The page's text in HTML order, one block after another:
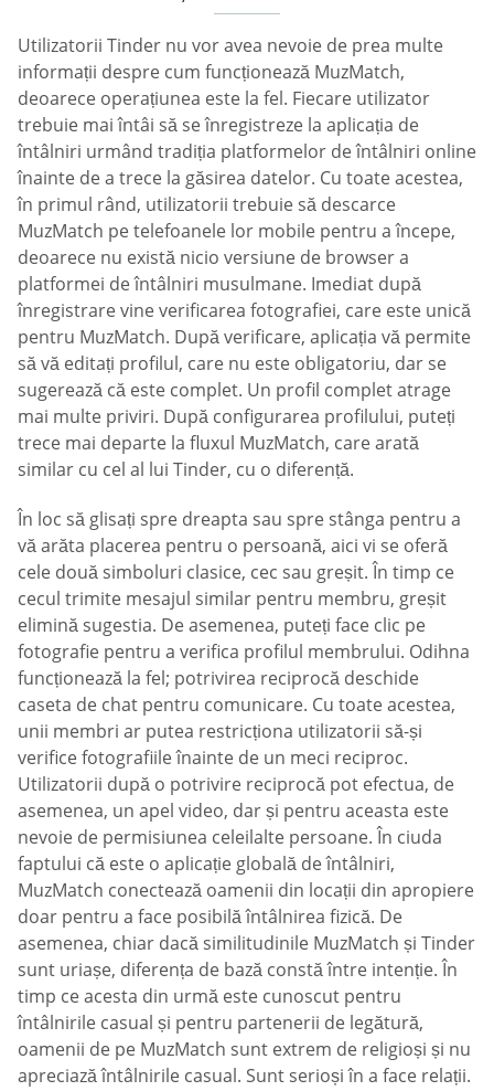
Utilizatorii Tinder nu vor avea nevoie de prea multe
informații despre cum funcționează MuzMatch,
deoarece operațiunea este la fel. Fiecare utilizator
trebuie mai întâi să se înregistreze la aplicația de
întâlniri urmând tradiția platformelor de întâlniri online
înainte de a trece la găsirea datelor. Cu toate acestea,
în primul rând, utilizatorii trebuie să descarce
MuzMatch pe telefoanele lor mobile pentru a începe,
deoarece nu există nicio versiune de browser a
platformei de întâlniri musulmane. Imediat după
înregistrare vine verificarea fotografiei, care este unică
pentru MuzMatch. După verificare, aplicația vă permite
să vă editați profilul, care nu este obligatoriu, dar se
sugerează că este complet. Un profil complet atrage
mai multe priviri. După configurarea profilului, puteți
trece mai departe la fluxul MuzMatch, care arată
similar cu cel al lui Tinder, cu o diferență.
În loc să glisați spre dreapta sau spre stânga pentru a
vă arăta placerea pentru o persoană, aici vi se oferă
cele două simboluri clasice, cec sau greșit. În timp ce
cecul trimite mesajul similar pentru membru, greșit
elimină sugestia. De asemenea, puteți face clic pe
fotografie pentru a verifica profilul membrului. Odihna
funcționează la fel; potrivirea reciprocă deschide
caseta de chat pentru comunicare. Cu toate acestea,
unii membri ar putea restricționa utilizatorii să-și
verifice fotografiile înainte de un meci reciproc.
Utilizatorii după o potrivire reciprocă pot efectua, de
asemenea, un apel video, dar și pentru aceasta este
nevoie de permisiunea celeilalte persoane. În ciuda
faptului că este o aplicație globală de întâlniri,
MuzMatch conectează oamenii din locații din apropiere
doar pentru a face posibilă întâlnirea fizică. De
asemenea, chiar dacă similitudinile MuzMatch și Tinder
sunt uriașe, diferența de bază constă între intenție. În
timp ce acesta din urmă este cunoscut pentru
întâlnirile casual și pentru partenerii de legătură,
oamenii de pe MuzMatch sunt extrem de religioși și nu
apreciază întâlnirile casual. Sunt serioși în a face relații.